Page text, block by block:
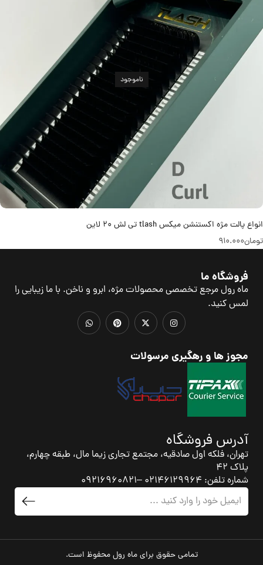
ناموجود
انواع پالت مژه اکستنشن میکس tlash تی لش 20 لاین
تومان910.000
فروشگاه ما
ماه رول مرجع تخصصی محصولات مژه، ابرو و ناخن. با ما زیبایی را
لمس کنید.
مجوز ها و رهگیری مرسولات
آدرس فروشگاه
تهران، فلکه اول صادقیه، مجتمع تجاری زیما مال، طبقه چهارم،
پلاک 42
شماره تلفن: 02146129964 –09216960821
تمامی حقوق برای ماه رول محفوظ است.